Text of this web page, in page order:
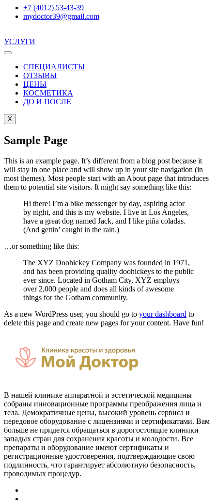
+7 (4012) 53-43-39
mydoctor39@gmail.com
УСЛУГИ
СПЕЦИАЛИСТЫ
ОТЗЫВЫ
ЦEНЫ
КОСМЕТИКА
ДО И ПОСЛЕ
X
Sample Page
This is an example page. It’s different from a blog post because it
will stay in one place and will show up in your site navigation (in
most themes). Most people start with an About page that introduces
them to potential site visitors. It might say something like this:
Hi there! I’m a bike messenger by day, aspiring actor
by night, and this is my website. I live in Los Angeles,
have a great dog named Jack, and I like piña coladas.
(And gettin’ caught in the rain.)
…or something like this:
The XYZ Doohickey Company was founded in 1971,
and has been providing quality doohickeys to the public
ever since. Located in Gotham City, XYZ employs
over 2,000 people and does all kinds of awesome
things for the Gotham community.
As a new WordPress user, you should go to your dashboard to
delete this page and create new pages for your content. Have fun!
В нашей клинике аппаратной и эстетической медицины
собраны инновационные программы преображения лица и
тела. Демократичные цены, высокий уровень сервиса и
передовое оборудование с лицензиями и сертификатами. Вам
больше не придется обращаться в дорогостоящие клиники
западых стран для сохранения красоты и молодости. Все
препараты и оборудование имеют сертификаты и
регистрационные удостоверения, подтверждающие свою
подлинность, что гарантирует абсолютную безопасность,
проводимых процедур.